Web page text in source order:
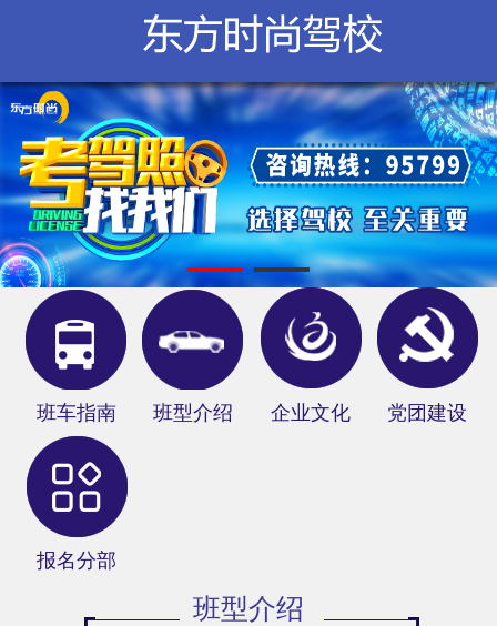
学校概况
新闻中心
服务指南
在线报名
网上教学
分部信息
俱乐部
班车指南 班型介绍 企业文化 党团建设
报名分部
班型介绍